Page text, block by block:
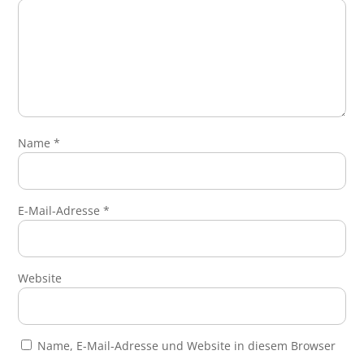
Name*
E-Mail-Adresse*
Website
Name, E-Mail-Adresse und Website in diesem Browser